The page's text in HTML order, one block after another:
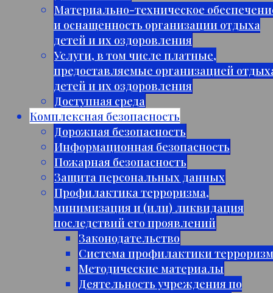
Материально-техническое
и оснащенность организации отдыха
детей и их оздоровления
Услуги, в том числе платные,
предоставляемые организацией
детей и их оздоровления
Доступная среда
Комплексная безопасность
Дорожная безопасность
Информационная безопасность
Пожарная безопасность
Защита персональных данных
Профилактика терроризма,
минимизация и (или) ликвидация
последствий его проявлений
Законодательство
Система профилактики
Методические материалы
Деятельность учреждения по